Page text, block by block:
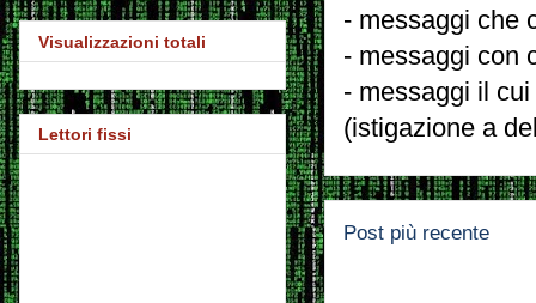
- messaggi che
- messaggi con
- messaggi il
(istigazione a
Post più recente
Visualizzazioni totali
Lettori fissi